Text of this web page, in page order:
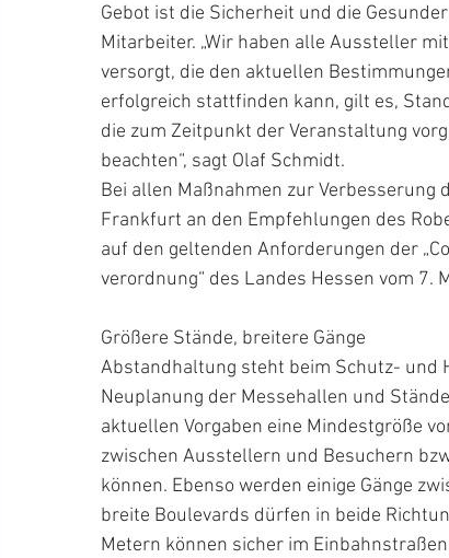
Gebot ist die Sicherheit und die
Mitarbeiter. „Wir haben alle Aussteller
versorgt, die den aktuellen
erfolgreich stattfinden kann, gilt es,
die zum Zeitpunkt der Veranstaltung
beachten“, sagt Olaf Schmidt.
Bei allen Maßnahmen zur Verbesserung
Frankfurt an den Empfehlungen des
auf den geltenden Anforderungen der
verordnung“ des Landes Hessen vom 7.
Größere Stände, breitere Gänge
Abstandhaltung steht beim Schutz- und
Neuplanung der Messehallen und
aktuellen Vorgaben eine Mindestgröße
zwischen Ausstellern und Besuchern
können. Ebenso werden einige Gänge
breite Boulevards dürfen in beide
Metern können sicher im